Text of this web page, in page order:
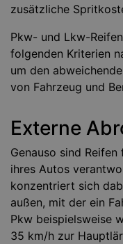
zusätzliche
Pkw- und Lkw-
folgenden Kriterien
um den
von Fahrzeug und
Externe
Genauso sind
ihres Autos
konzentriert sich
außen, mit der ein
Pkw beispielsweise
35 km/h zur